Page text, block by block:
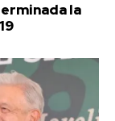
la